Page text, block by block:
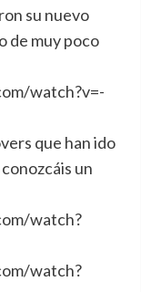
su nuevo
de muy poco
watch?v=-
que han ido
un
watch?
watch?